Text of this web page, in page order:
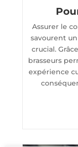
Assurer le
savourent
crucial.
brasseurs
expérience